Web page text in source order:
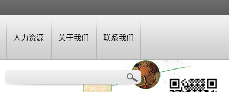
人力资源 关于我们 联系我们